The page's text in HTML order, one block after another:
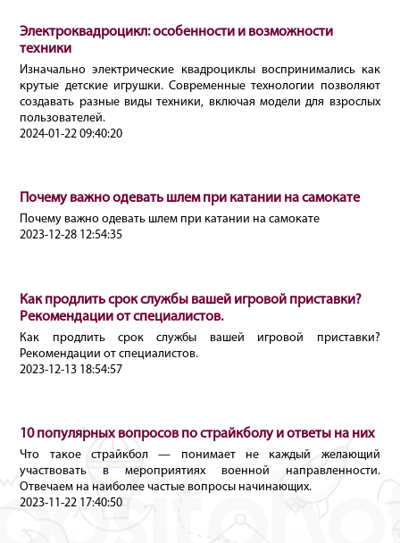
Электроквадроцикл: особенности и возможности
техники
Изначально электрические квадроциклы воспринимались как
крутые детские игрушки. Современные технологии позволяют
создавать разные виды техники, включая модели для взрослых
пользователей.
2024-01-22 09:40:20
Почему важно одевать шлем при катании на самокате
Почему важно одевать шлем при катании на самокате
2023-12-28 12:54:35
Как продлить срок службы вашей игровой приставки?
Рекомендации от специалистов.
Как продлить срок службы вашей игровой приставки?
Рекомендации от специалистов.
2023-12-13 18:54:57
10 популярных вопросов по страйкболу и ответы на них
Что такое страйкбол — понимает не каждый желающий
участвовать в мероприятиях военной направленности.
Отвечаем на наиболее частые вопросы начинающих.
2023-11-22 17:40:50